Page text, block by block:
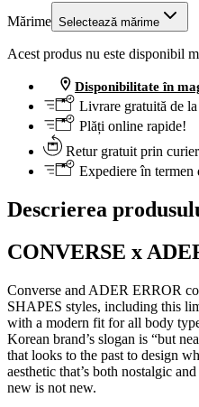
Mărime Selectează mărime
Acest produs nu este disponibil
Disponibilitate în
Livrare gratuită de
Plăți online rapide!
Retur gratuit prin
Expediere în termen
Descrierea
CONVERSE x
Converse and ADER ERROR
SHAPES styles, including this
with a modern fit for all body
Korean brand’s slogan is “but
that looks to the past to design
aesthetic that’s both nostalgic
new is not new.